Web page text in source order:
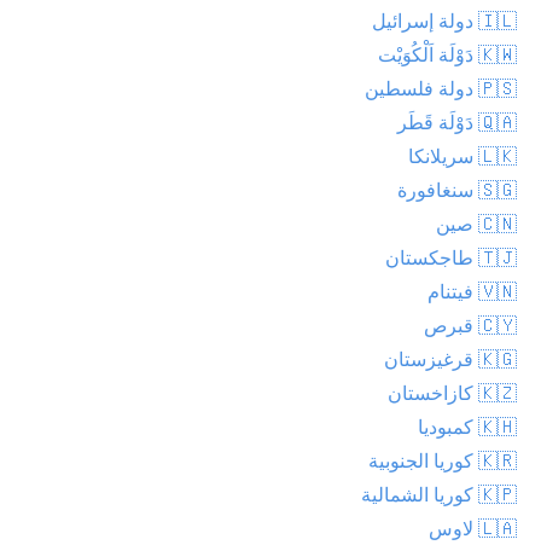
🇮🇱 دولة إسرائيل
🇰🇼 دَوْلَة اَلْكُوَيْت
🇵🇸 دولة فلسطين
🇶🇦 دَوْلَة قَطَر
🇱🇰 سريلانكا
🇸🇬 سنغافورة
🇨🇳 صين
🇹🇯 طاجكستان
🇻🇳 فيتنام
🇨🇾 قبرص
🇰🇬 قرغيزستان
🇰🇿 كازاخستان
🇰🇭 كمبوديا
🇰🇷 كوريا الجنوبية
🇰🇵 كوريا الشمالية
🇱🇦 لاوس